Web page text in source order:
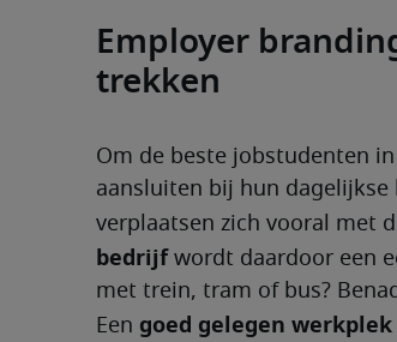
Employer
trekken
Om de beste jobstudenten
aansluiten bij hun dagelijkse
verplaatsen zich vooral met
bedrijf wordt daardoor een
met trein, tram of bus?
Een goed gelegen werkplek